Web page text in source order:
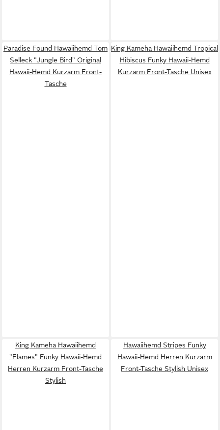
Paradise Found Hawaiihemd Tom
Selleck "Jungle Bird" Original
Hawaii-Hemd Kurzarm Front-
Tasche
King Kameha Hawaiihemd Tropical
Hibiscus Funky Hawaii-Hemd
Kurzarm Front-Tasche Unisex
King Kameha Hawaiihemd
"Flames" Funky Hawaii-Hemd
Herren Kurzarm Front-Tasche
Stylish
Hawaiihemd Stripes Funky
Hawaii-Hemd Herren Kurzarm
Front-Tasche Stylish Unisex